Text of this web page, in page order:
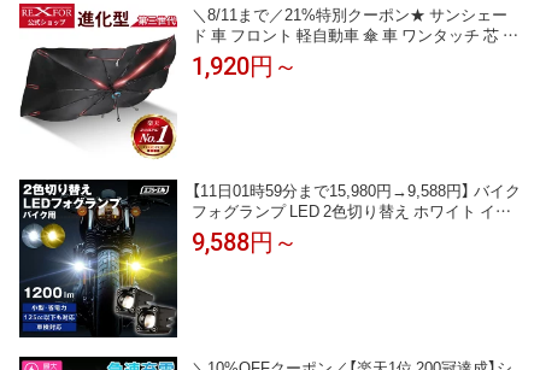
＼8/11まで／21%特別クーポン★ サンシェー
ド 車 フロント 軽自動車 傘 車 ワンタッチ 芯 丈
夫 軽自動車 傘型 折りたたみ 日よけ 傘式 ひよ
け 日除け シェード ドラレコ 車用サンシェード
1,920円～
【11日01時59分まで15,980円→9,588円】 バイク
フォグランプ LED 2色切り替え ホワイト イエ
ロー 後付け 小型 車検対応 安心 1年保証 おすす
め 12V 防水 フォグ スイッチ ランプ プロジェ
9,588円～